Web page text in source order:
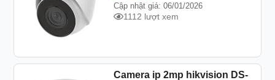
Cập nhật giá: 06/01/2026
1112 lượt xem
Camera ip 2mp hikvision DS-